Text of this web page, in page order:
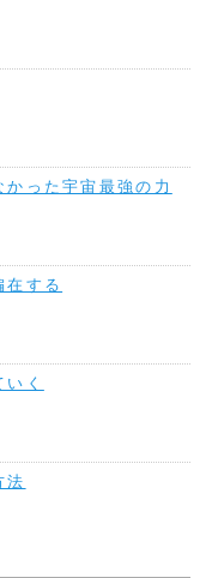
った宇宙最強の力
在する
く
法